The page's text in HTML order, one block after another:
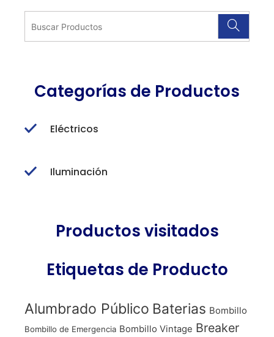
Categorías de Productos
Eléctricos
Iluminación
Productos visitados
Etiquetas de Producto
Alumbrado Público Baterias Bombillo
Bombillo de Emergencia Bombillo Vintage Breaker